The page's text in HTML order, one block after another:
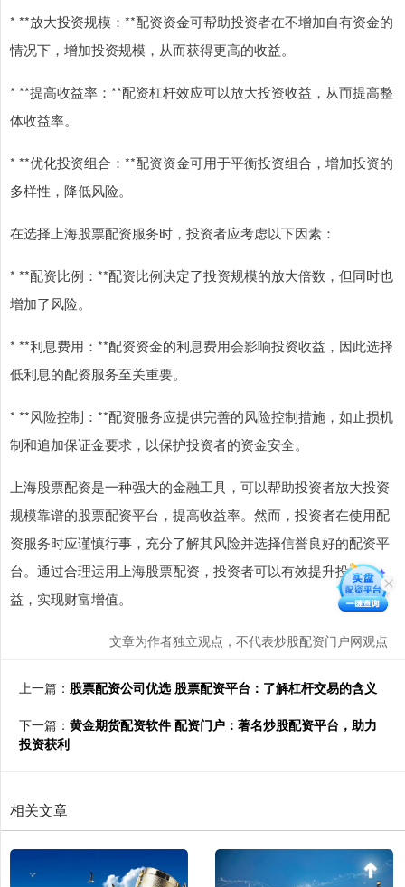
* **放大投资规模：**配资资金可帮助投资者在不增加自有资金的
情况下，增加投资规模，从而获得更高的收益。
* **提高收益率：**配资杠杆效应可以放大投资收益，从而提高整
体收益率。
* **优化投资组合：**配资资金可用于平衡投资组合，增加投资的
多样性，降低风险。
在选择上海股票配资服务时，投资者应考虑以下因素：
* **配资比例：**配资比例决定了投资规模的放大倍数，但同时也
增加了风险。
* **利息费用：**配资资金的利息费用会影响投资收益，因此选择
低利息的配资服务至关重要。
* **风险控制：**配资服务应提供完善的风险控制措施，如止损机
制和追加保证金要求，以保护投资者的资金安全。
上海股票配资是一种强大的金融工具，可以帮助投资者放大投资
规模靠谱的股票配资平台，提高收益率。然而，投资者在使用配
资服务时应谨慎行事，充分了解其风险并选择信誉良好的配资平
台。通过合理运用上海股票配资，投资者可以有效提升投资收
益，实现财富增值。
文章为作者独立观点，不代表炒股配资门户网观点
上一篇： 股票配资公司优选 股票配资平台：了解杠杆交易的含义
下一篇： 黄金期货配资软件 配资门户：著名炒股配资平台，助力
投资获利
相关文章